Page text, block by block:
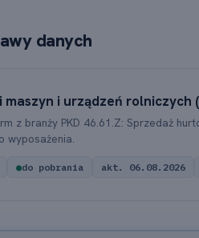
danych
i urządzeń rolniczych
z branży PKD 46.61.Z: Sprzedaż
wyposażenia.
●do pobrania akt. 06.08.2026